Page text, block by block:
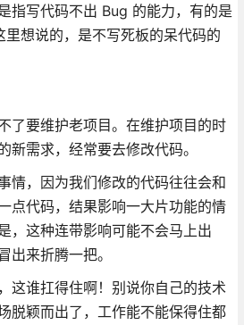
指写代码不出 Bug 的能力，有的是
想说的，是不写死板的呆代码的
了要维护老项目。在维护项目的时
新需求，经常要去修改代码。
情，因为我们修改的代码往往会和
点代码，结果影响一大片功能的情
，这种连带影响可能不会马上出
出来折腾一把。
这谁扛得住啊！别说你自己的技术
脱颖而出了，工作能不能保得住都